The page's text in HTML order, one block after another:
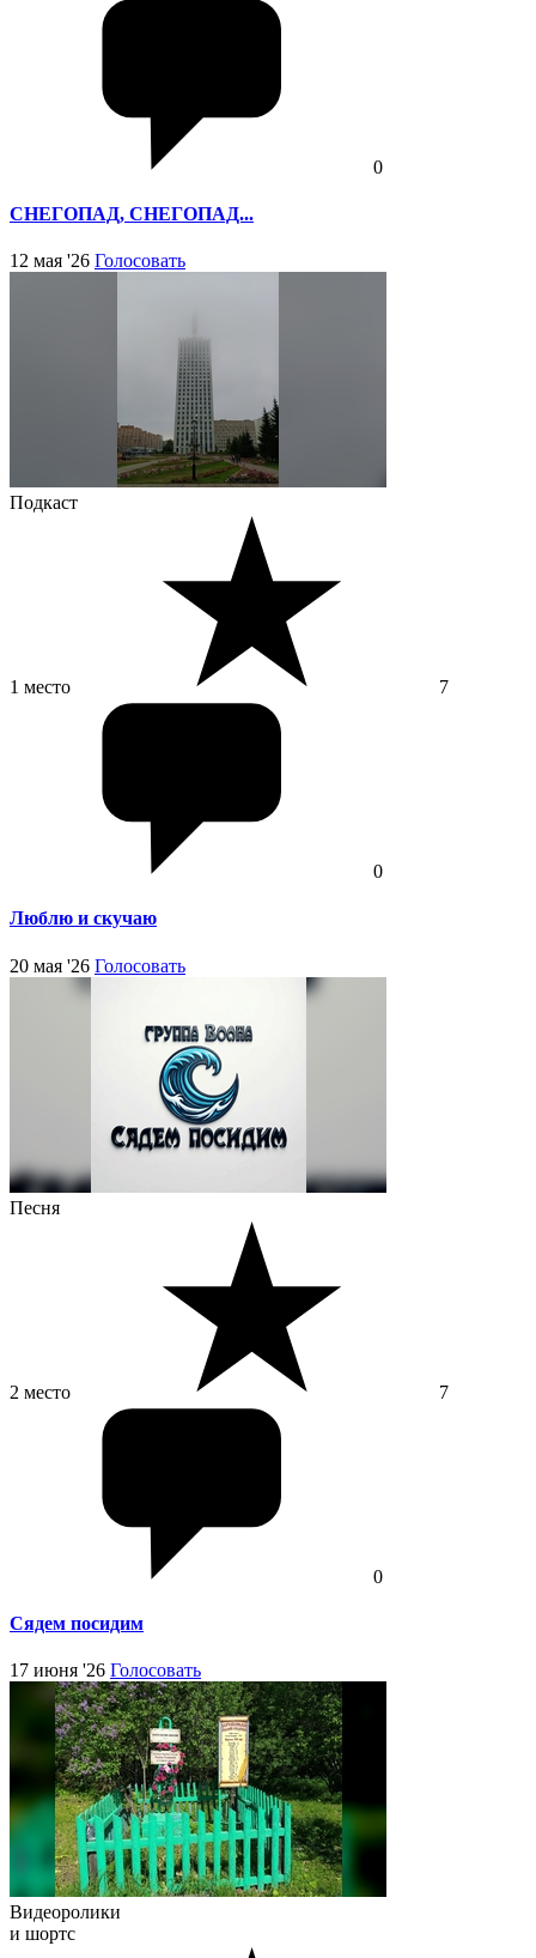
0
СНЕГОПАД, СНЕГОПАД...
12 мая '26 Голосовать
Подкаст
1 место 7
0
Люблю и скучаю
20 мая '26 Голосовать
Песня
2 место 7
0
Сядем посидим
17 июня '26 Голосовать
Видеоролики
и шортс